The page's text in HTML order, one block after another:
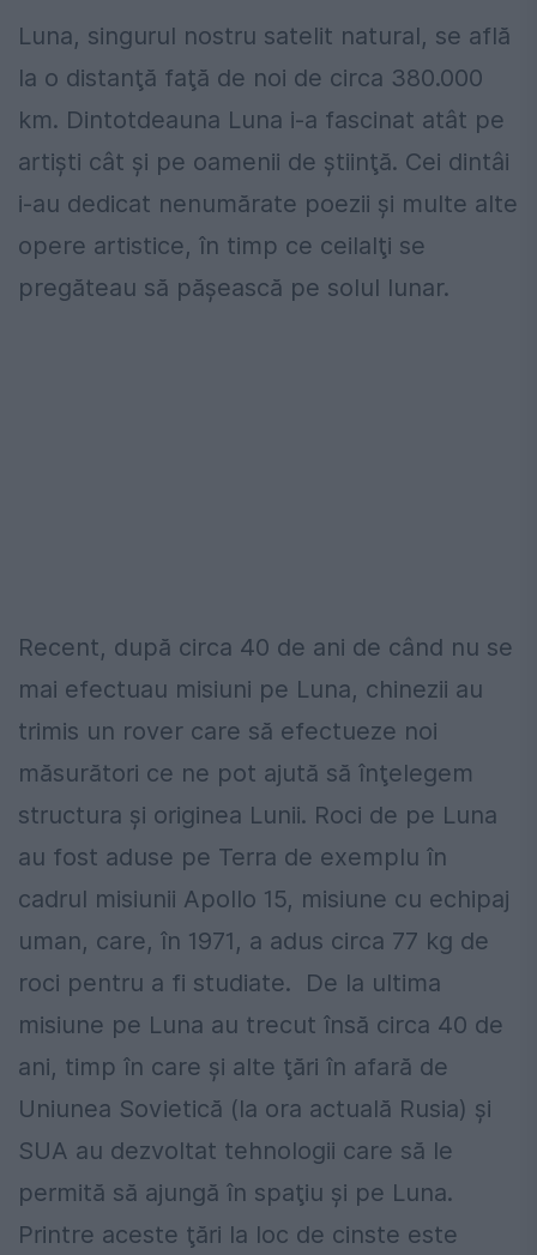
Luna, singurul nostru satelit natural, se află
la o distanţă faţă de noi de circa 380.000
km. Dintotdeauna Luna i-a fascinat atât pe
artişti cât şi pe oamenii de ştiinţă. Cei dintâi
i-au dedicat nenumărate poezii şi multe alte
opere artistice, în timp ce ceilalţi se
pregăteau să păşească pe solul lunar.
Recent, după circa 40 de ani de când nu se
mai efectuau misiuni pe Luna, chinezii au
trimis un rover care să efectueze noi
măsurători ce ne pot ajută să înţelegem
structura şi originea Lunii. Roci de pe Luna
au fost aduse pe Terra de exemplu în
cadrul misiunii Apollo 15, misiune cu echipaj
uman, care, în 1971, a adus circa 77 kg de
roci pentru a fi studiate. De la ultima
misiune pe Luna au trecut însă circa 40 de
ani, timp în care şi alte ţări în afară de
Uniunea Sovietică (la ora actuală Rusia) şi
SUA au dezvoltat tehnologii care să le
permită să ajungă în spaţiu şi pe Luna.
Printre aceste ţări la loc de cinste este